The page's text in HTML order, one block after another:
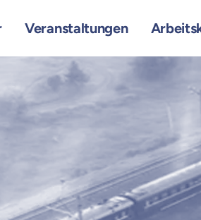
Veranstaltungen